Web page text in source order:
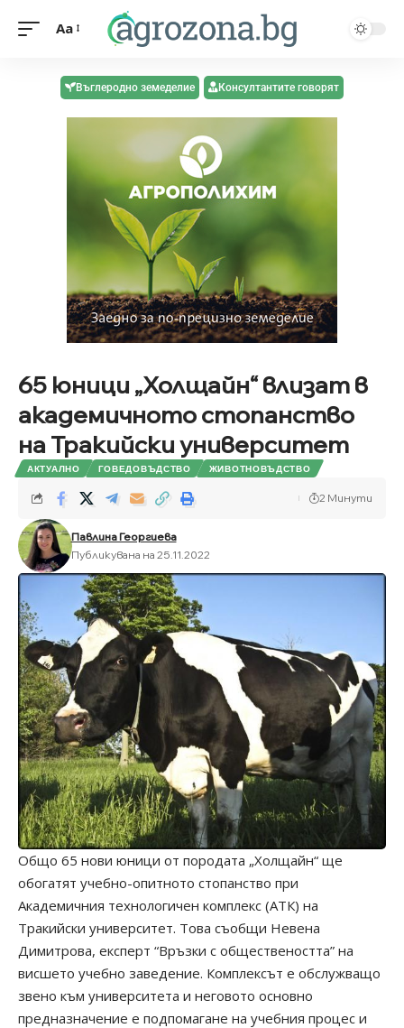
Aa
Въглеродно земеделие Консултантите говорят
65 юници „Холщайн“ влизат в
академичното стопанство
на Тракийски университет
АКТУАЛНО ГОВЕДОВЪДСТВО ЖИВОТНОВЪДСТВО
Павлина Георгиева
Публикувана на 25.11.2022
2 Минути
Общо 65 нови юници от породата „Холщайн“ ще
обогатят учебно-опитното стопанство при
Академичния технологичен комплекс (АТК) на
Тракийски университет. Това съобщи Невена
Димитрова, експерт “Връзки с обществеността” на
висшето учебно заведение. Комплексът е обслужващо
звено към университета и неговото основно
предназначение е подпомагане на учебния процес и